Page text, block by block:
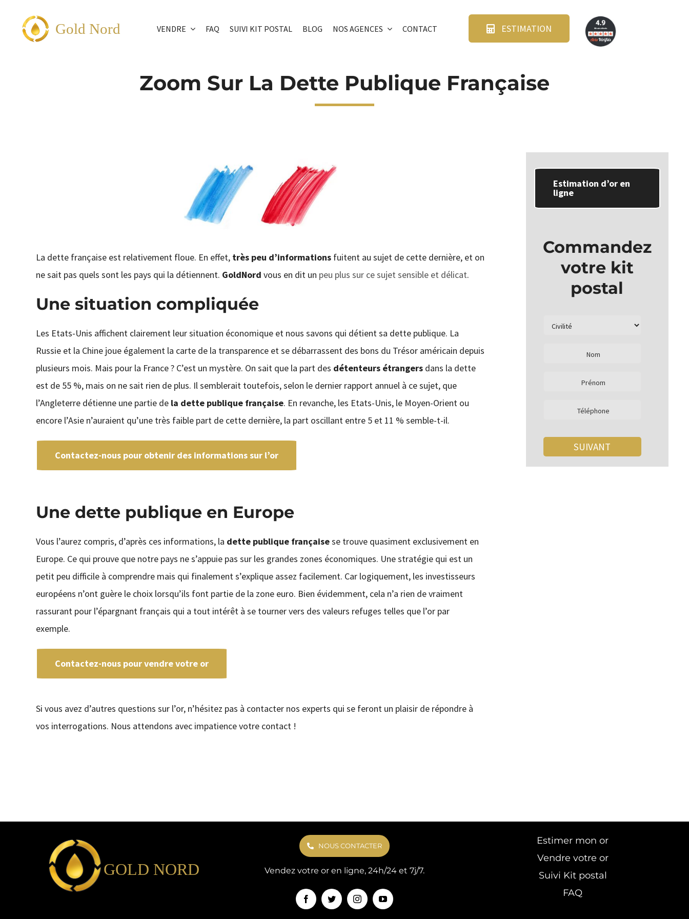
contenu
Gold Nord VENDRE FAQ SUIVI KIT POSTAL BLOG NOS AGENCES CONTACT ESTIMATION
Zoom Sur La Dette Publique Française
La dette française est relativement floue. En effet, très peu d’informationsfuitent au sujet de cette dernière, et on
ne sait pas quels sont les pays qui la détiennent. GoldNord vous en dit un peu plus sur ce sujet sensible et délicat.
Une situation compliquée
Les Etats-Unis affichent clairement leur situation économique et nous savons qui détient sa dette publique. La
Russie et la Chine joue également la carte de la transparence et se débarrassent des bons du Trésor américain depuis
plusieurs mois. Mais pour la France ? C’est un mystère. On sait que la part des détenteurs étrangersdans la dette
est de 55 %, mais on ne sait rien de plus. Il semblerait toutefois, selon le dernier rapport annuel à ce sujet, que
l’Angleterre détienne une partie de la dette publique française. En revanche, les Etats-Unis, le Moyen-Orient ou
encore l’Asie n’auraient qu’une très faible part de cette dernière, la part oscillant entre 5 et 11 % semble-t-il.
Contactez-nous pour obtenir des informations sur l’or
Une dette publique en Europe
Vous l’aurez compris, d’après ces informations, la dette publique françaisese trouve quasiment exclusivement en
Europe. Ce qui prouve que notre pays ne s’appuie pas sur les grandes zones économiques. Une stratégie qui est un
petit peu difficile à comprendre mais qui finalement s’explique assez facilement. Car logiquement, les investisseurs
européens n’ont guère le choix lorsqu’ils font partie de la zone euro. Bien évidemment, cela n’a rien de vraiment
rassurant pour l’épargnant français qui a tout intérêt à se tourner vers des valeurs refuges telles que l’or par
exemple.
Contactez-nous pour vendre votre or
Si vous avez d’autres questions sur l’or, n’hésitez pas à contacter nos experts qui se feront un plaisir de répondre à
vos interrogations. Nous attendons avec impatience votre contact !
Estimation d’or en
ligne
Commandez
votre kit
postal
GOLD NORD
NOUS CONTACTER
Vendez votre or en ligne, 24h/24 et 7j/7.
Estimer mon or
Vendre votre or
Suivi Kit postal
FAQ